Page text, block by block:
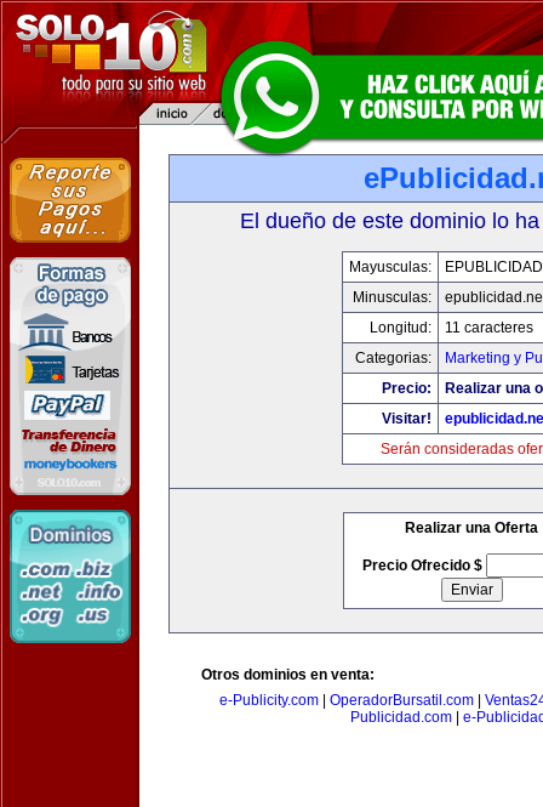
El dueño de este dominio lo
Mayusculas:
Minusculas:
Longitud:
11 caracteres
Categorias:
Marketing y
Precio:
Realizar una
Visitar!
Serán consideradas
Realizar una Oferta
Precio Ofrecido $
Otros dominios en venta:
e-Publicity.com| OperadorBursatil.com|
Publicidad.com| e-